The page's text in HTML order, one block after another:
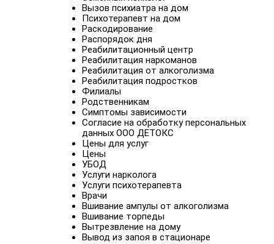
Вызов психиатра на дом
Психотерапевт на дом
Раскодирование
Распорядок дня
Реабилитационный центр
Реабилитация наркоманов
Реабилитация от алкоголизма
Реабилитация подростков
Филиалы
Родственникам
Симптомы зависимости
Согласие на обработку персональных
данных ООО ДЕТОКС
Цены для услуг
Цены
УБОД
Услуги нарколога
Услуги психотерапевта
Врачи
Вшивание ампулы от алкоголизма
Вшивание торпеды
Вытрезвление на дому
Вывод из запоя в стационаре